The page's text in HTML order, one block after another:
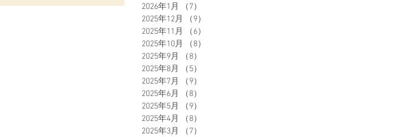
2026年1月
（7）
2025年12月
（9）
2025年11月
（6）
2025年10月
（8）
2025年9月
（8）
2025年8月
（5）
2025年7月
（9）
2025年6月
（8）
2025年5月
（9）
2025年4月
（8）
2025年3月
（7）